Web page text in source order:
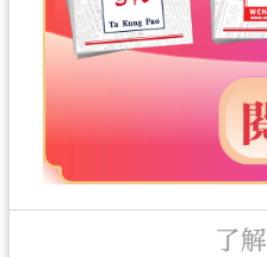
了